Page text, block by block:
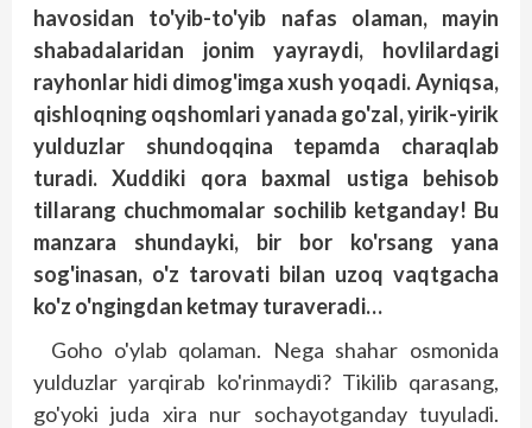
havosidan to'yib-to'yib nafas olaman, mayin
shabadalaridan jonim yayraydi, hovlilardagi
rayhonlar hidi dimog'imga xush yoqadi. Ayniqsa,
qishloqning oqshomlari yanada go'zal, yirik-yirik
yulduzlar shundoqqina tepamda charaqlab
turadi. Xuddiki qora baxmal ustiga behisob
tillarang chuchmomalar sochilib ketganday! Bu
manzara shundayki, bir bor ko'rsang yana
sog'inasan, o'z tarovati bilan uzoq vaqtgacha
ko'z o'ngingdan ketmay turaveradi…
Goho o'ylab qolaman. Nega shahar osmonida
yulduzlar yarqirab ko'rinmaydi? Tikilib qarasang,
go'yoki juda xira nur sochayotganday tuyuladi.